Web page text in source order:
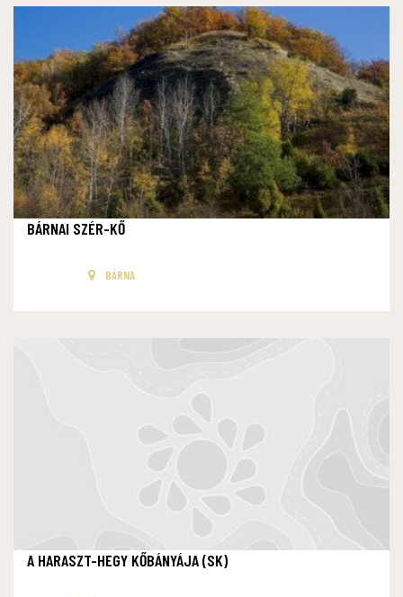
BÁRNAI SZÉR-KŐ
BÁRNA
A HARASZT-HEGY KŐBÁNYÁJA (SK)